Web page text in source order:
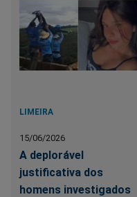
LIMEIRA
15/06/2026
A deplorável
justificativa dos
homens investigados